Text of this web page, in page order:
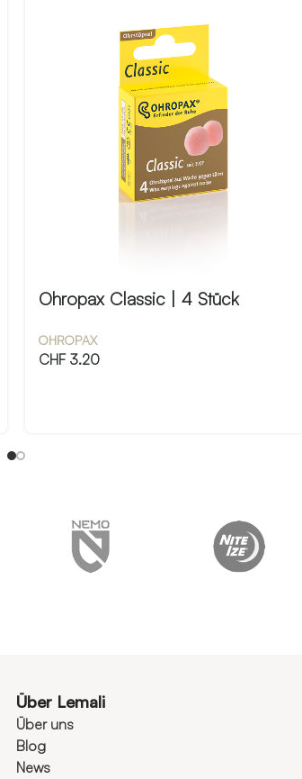
Ohropax Classic | 4 Stück
OHROPAX
CHF3.20
Über Lemali
Über uns
Blog
News